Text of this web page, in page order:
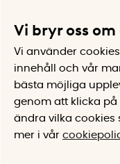
Vi bryr oss
Vi använder
innehåll och vår
bästa möjliga
genom att klicka på
ändra vilka cookies
mer i vår